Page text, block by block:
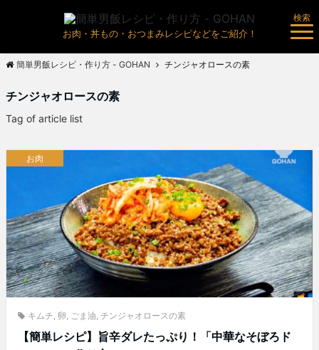
お肉・丼もの・おつまみレシピなどをご紹介！
検索
簡単男飯レシピ・作り方 - GOHAN チンジャオロースの素
チンジャオロースの素
Tag of article list
お肉
キムチ, 卵, ごま油, チンジャオロースの素
【簡単レシピ】旨辛ダレたっぷり！「中華なそぼろド